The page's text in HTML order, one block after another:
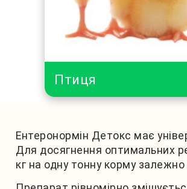
Птиця
Ентеронормін Детокс має
Для досягнення оптимальних
кг на одну тонну корму залежно